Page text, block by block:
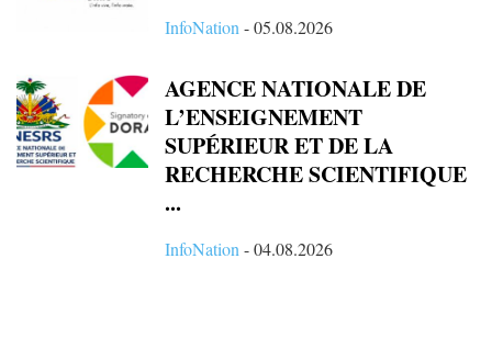
InfoNation -05.08.2026
AGENCE NATIONALE DE
L’ENSEIGNEMENT
SUPÉRIEUR ET DE LA
RECHERCHE SCIENTIFIQUE
...
InfoNation -04.08.2026